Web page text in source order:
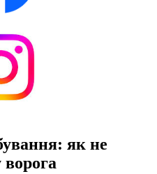
як не